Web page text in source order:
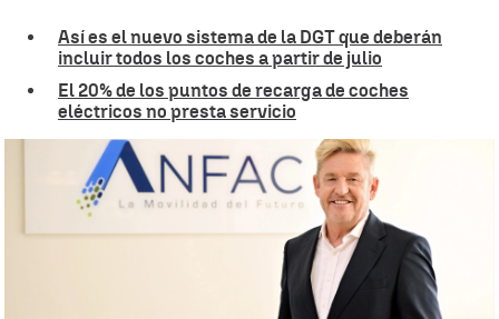
Así es el nuevo sistema de la DGT que deberán
incluir todos los coches a partir de julio
El 20% de los puntos de recarga de coches
eléctricos no presta servicio
Dimite Wayne Griffiths, presidente de ANFAC |